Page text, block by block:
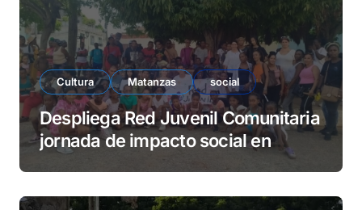
Cultura Matanzas social
Despliega Red Juvenil Comunitaria
jornada de impacto social en